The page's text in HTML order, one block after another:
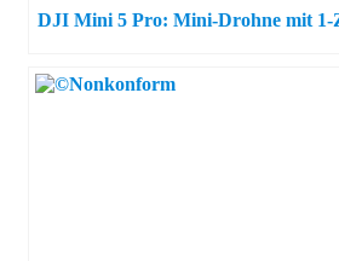
DJI Mini 5 Pro: Mini-Drohne mit 1-